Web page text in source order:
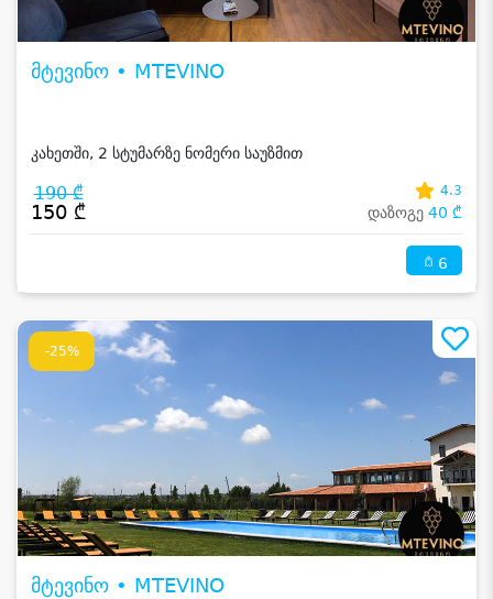
მტევინო • MTEVINO
კახეთში, 2 სტუმარზე ნომერი საუზმით
190 ₾
150 ₾
4.3
დაზოგე 40 ₾
6
-25%
მტევინო • MTEVINO